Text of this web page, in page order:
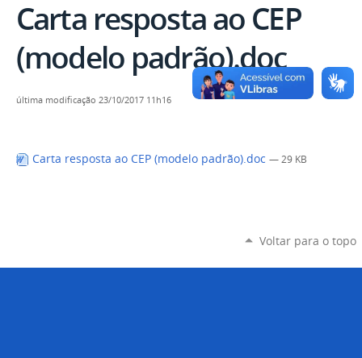
Carta resposta ao CEP
(modelo padrão).doc
última modificação 23/10/2017 11h16
Carta resposta ao CEP (modelo padrão).doc — 29 KB
Voltar para o topo